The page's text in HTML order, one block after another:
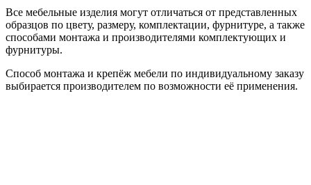
Все мебельные изделия могут отличаться от представленных
образцов по цвету, размеру, комплектации, фурнитуре, а также
способами монтажа и производителями комплектующих и
фурнитуры.
Способ монтажа и крепёж мебели по индивидуальному заказу
выбирается производителем по возможности её применения.